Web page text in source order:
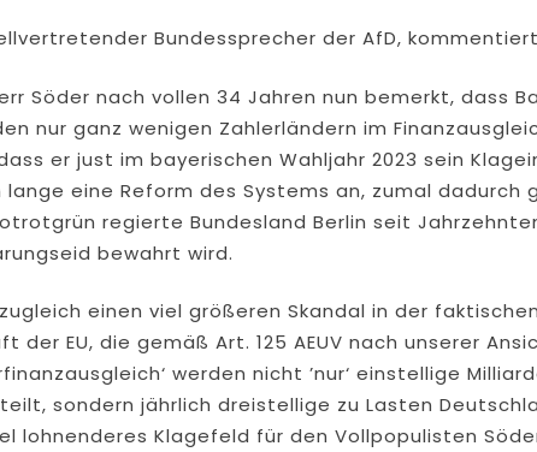
POL-HR: Folgemeldung: 74-Jähriger Claus-
6. August 2026
Feuerwehr MTK: Waldbrandlöschzug Des Main-
45 Einsatzkräfte Sicherten In Schwierigem Gelände
6. August 2026
Bundessprecher der AfD,
Söder nach vollen 34 Jahren nun bemerkt, dass
nur ganz wenigen Zahlerländern im
er just im bayerischen Wahljahr 2023 sein
eine Reform des Systems an, zumal dadurch
regierte Bundesland Berlin seit
bewahrt wird.
einen viel größeren Skandal in der
der EU, die gemäß Art. 125 AEUV nach unserer
werden nicht ’nur‘ einstellige
sondern jährlich dreistellige zu Lasten
lohnenderes Klagefeld für den Vollpopulisten